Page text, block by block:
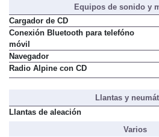
Equipos de sonido y
Cargador de CD
Conexión Bluetooth para telefóno
móvil
Navegador
Radio Alpine con CD
Llantas y
Llantas de aleación
Varios